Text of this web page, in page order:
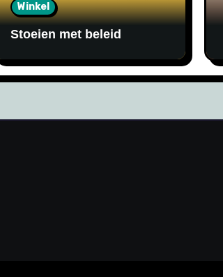
Winkel
Stoeien met beleid